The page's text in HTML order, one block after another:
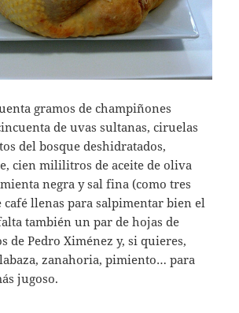
gramos de champiñones
de uvas sultanas, ciruelas
del bosque deshidratados,
cien mililitros de aceite de oliva
negra y sal fina (como tres
café llenas para salpimentar bien el
también un par de hojas de
de Pedro Ximénez y, si quieres,
zanahoria, pimiento… para
jugoso.